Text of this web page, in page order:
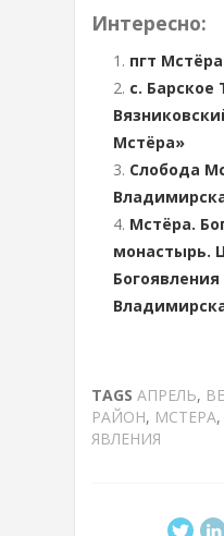
Интересно:
пгт
с. Барское
Мстёра»
Слобода
Мстёра.
монастырь.
TAGS АПРЕЛЬ,
РАЙОН, МСТЕРА,
ЯВЛЕНИЯ